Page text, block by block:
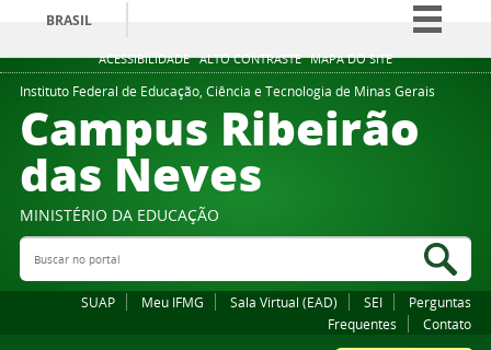
ACESSIBILIDADE ALTO CONTRASTE MAPA DO SITE
BRASIL
Simplifique!
Comunica BR
Participe
Instituto Federal de Educação, Ciência e Tecnologia de Minas Gerais
Campus Ribeirão
das Neves
MINISTÉRIO DA EDUCAÇÃO
Buscar no portal
SUAP Meu IFMG Sala Virtual (EAD) SEI
Perguntas
Frequentes
Contato